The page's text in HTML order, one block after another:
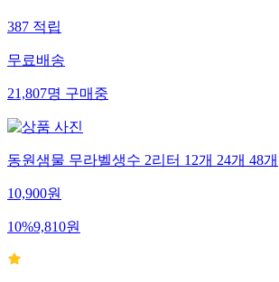
387적립
무료배송
21,807명구매중
동원샘물 무라벨생수 2리터 12개 24개 48개
10,900원
10%9,810원